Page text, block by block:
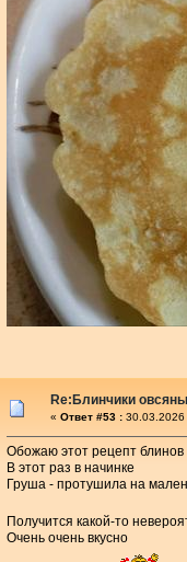
Re:Блинчики
« Ответ #53 :
Обожаю этот рецепт блинов
В этот раз в начинке
Груша - протушила на
Получится какой-то
Очень очень вкусно